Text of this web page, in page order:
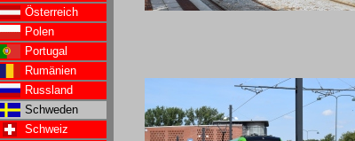
Österreich
Polen
Portugal
Rumänien
Russland
Schweden
Schweiz